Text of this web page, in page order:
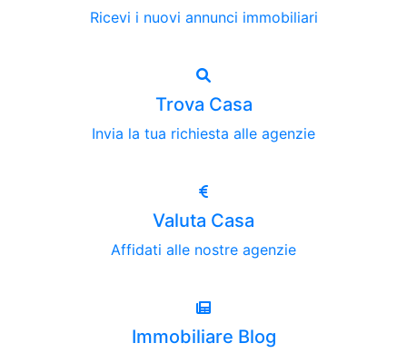
Ricevi i nuovi annunci immobiliari
Trova Casa
Invia la tua richiesta alle agenzie
Valuta Casa
Affidati alle nostre agenzie
Immobiliare Blog